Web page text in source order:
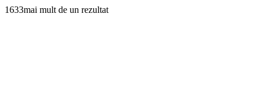
1633mai mult de un rezultat